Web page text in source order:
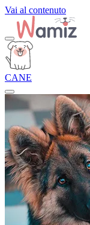
Vai al contenuto
CANE